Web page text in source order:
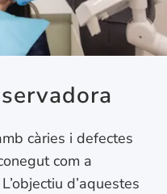
càries i defectes
com a
L’objectiu d’aquestes